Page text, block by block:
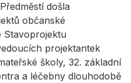
došla
občanské
Stavoprojektu
projektantek
školy, 32. základní
a léčebny dlouhodobě